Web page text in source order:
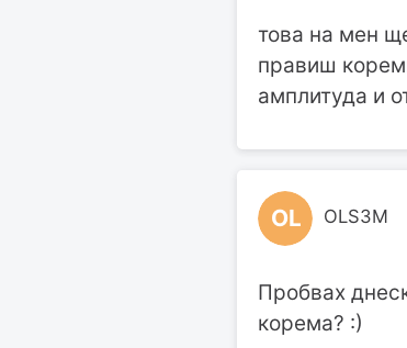
това на мен
правиш
амплитуда и
OL OLS3M
Пробвах
корема? :)